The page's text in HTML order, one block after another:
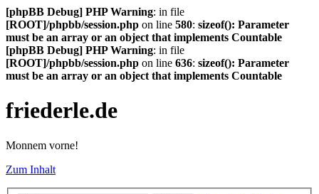
[phpBB Debug] PHP Warning: in file
[ROOT]/phpbb/session.php on line 580: sizeof(): Parameter
must be an array or an object that implements Countable
[phpBB Debug] PHP Warning: in file
[ROOT]/phpbb/session.php on line 636: sizeof(): Parameter
must be an array or an object that implements Countable
friederle.de
Monnem vorne!
Zum Inhalt